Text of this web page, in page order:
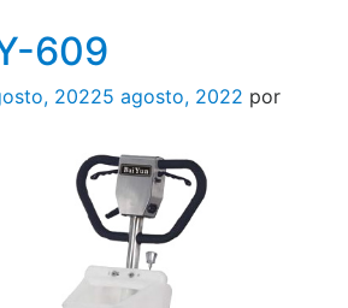
609
20225 agosto, 2022 por